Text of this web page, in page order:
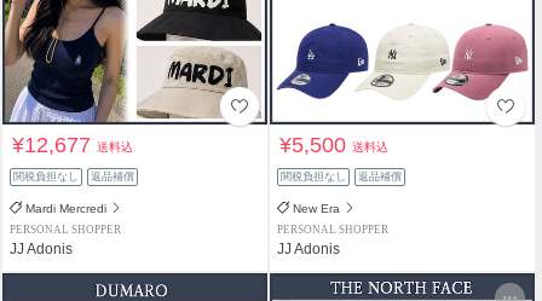
¥12,677送料込
関税負担なし 返品補償
Mardi Mercredi
PERSONAL SHOPPER
JJ Adonis
¥5,500送料込
関税負担なし 返品補償
New Era
PERSONAL SHOPPER
JJ Adonis